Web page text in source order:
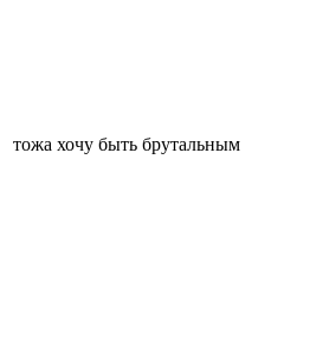
тожа хочу быть брутальным